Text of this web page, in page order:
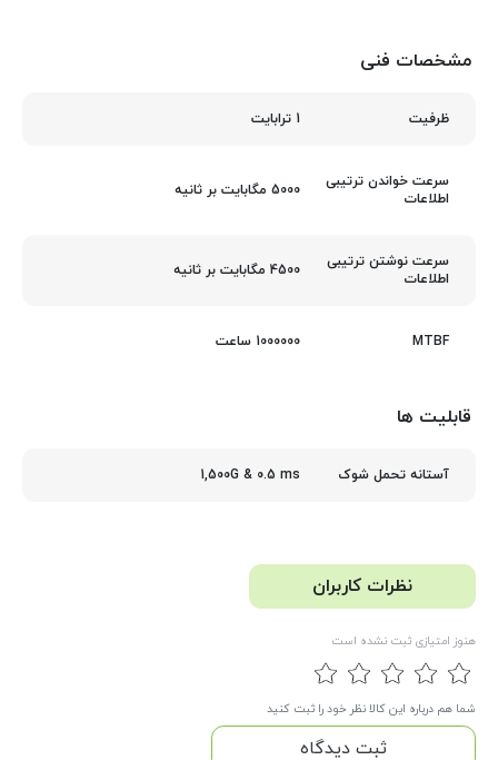
مشخصات فنی
ظرفیت 1 ترابایت
سرعت خواندن ترتیبی
اطلاعات
5000 مگابایت بر ثانیه
سرعت نوشتن ترتیبی
اطلاعات
4500 مگابایت بر ثانیه
MTBF 1000000 ساعت
قابلیت ها
آستانه تحمل شوک 1,500G & 0.5 ms
نظرات کاربران
هنوز امتیازی ثبت نشده است
شما هم درباره این کالا نظر خود را ثبت کنید
ثبت دیدگاه